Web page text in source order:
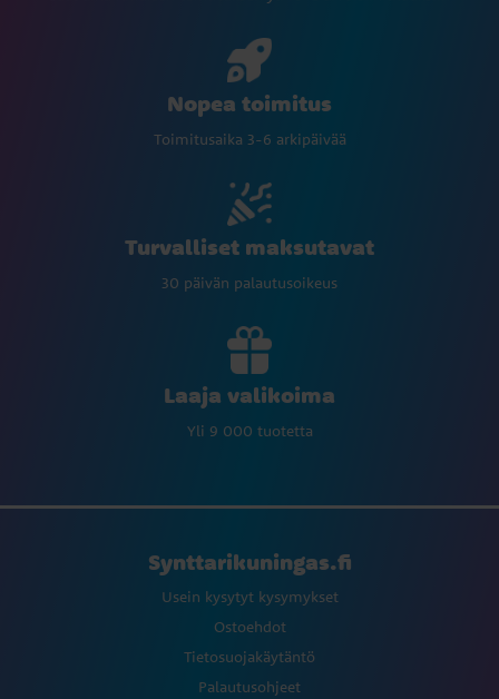
Nopea toimitus
Toimitusaika 3-6 arkipäivää
Turvalliset maksutavat
30 päivän palautusoikeus
Laaja valikoima
Yli 9 000 tuotetta
Synttarikuningas.fi
Usein kysytyt kysymykset
Ostoehdot
Tietosuojakäytäntö
Palautusohjeet